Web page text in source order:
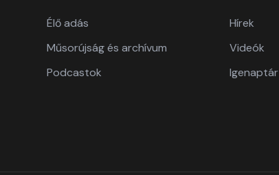
Élő adás
Műsorújság és archívum
Podcastok
Hírek
Videók
Igenaptár